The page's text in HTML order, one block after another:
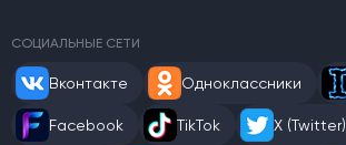
СОЦИАЛЬНЫЕ СЕТИ
Вконтакте Одноклассники
Facebook TikTok X (Twitter)